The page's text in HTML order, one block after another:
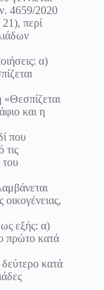
4659/2020
περί
α)
και η
που
τις
του
εξής: α)
πρώτο κατά
κατά